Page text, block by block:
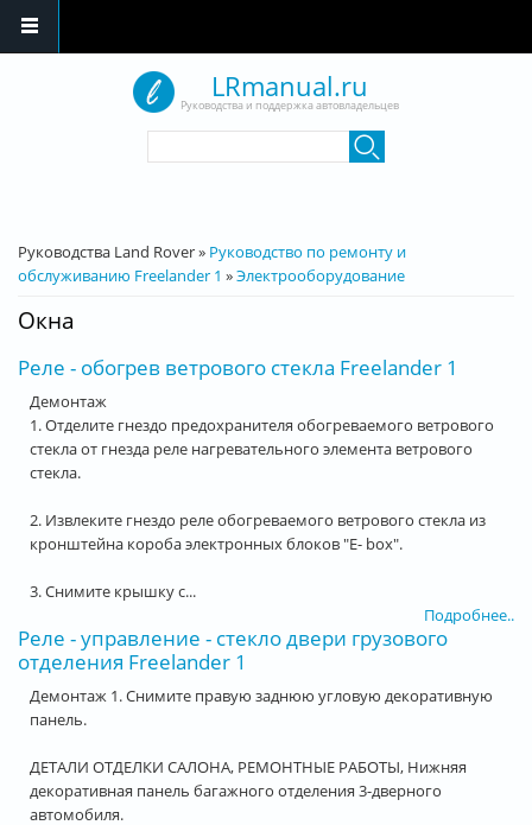
LRmanual.ru
Руководства и поддержка автовладельцев
Вы здесь
Руководства Land Rover» Руководство по ремонту и
обслуживанию Freelander 1 »Электрооборудование
Окна
Реле - обогрев ветрового стекла Freelander 1
Демонтаж
1. Отделите гнездо предохранителя обогреваемого ветрового
стекла от гнезда реле нагревательного элемента ветрового
стекла.
2. Извлеките гнездо реле обогреваемого ветрового стекла из
кронштейна короба электронных блоков "E- box".
3. Снимите крышку с...
Подробнее..
Реле - управление - стекло двери грузового
отделения Freelander 1
Демонтаж 1. Снимите правую заднюю угловую декоративную
панель.
ДЕТАЛИ ОТДЕЛКИ САЛОНА, РЕМОНТНЫЕ РАБОТЫ, Нижняя
декоративная панель багажного отделения 3-дверного
автомобиля.